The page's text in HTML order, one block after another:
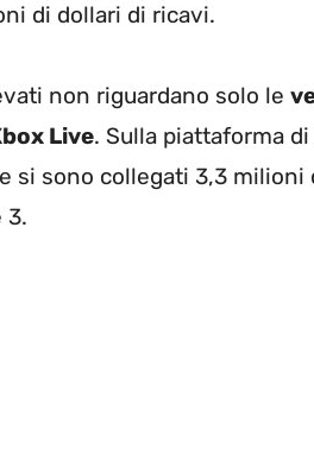
di dollari di ricavi.
non riguardano solo le
Live. Sulla piattaforma di
si sono collegati 3,3 milioni
3.